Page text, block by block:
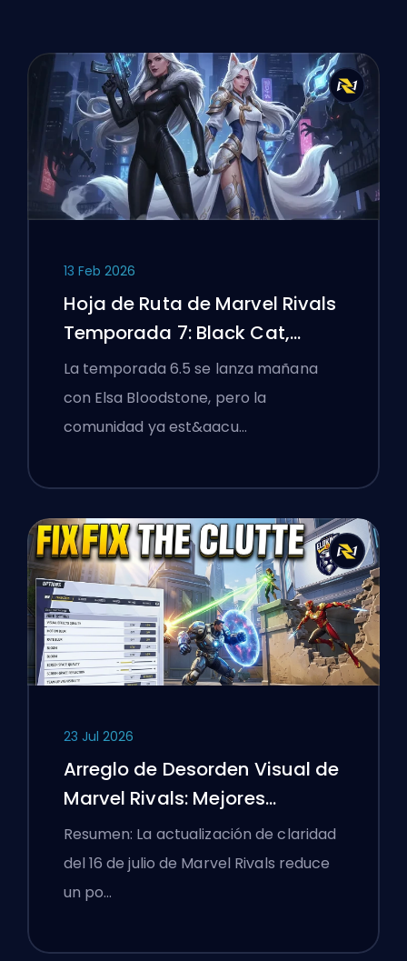
13 Feb 2026
Hoja de Ruta de Marvel Rivals
Temporada 7: Black Cat,
White Fox y el Evento Monsters
Take Manhattan
La temporada 6.5 se lanza mañana
con Elsa Bloodstone, pero la
comunidad ya est&aacu…
23 Jul 2026
Arreglo de Desorden Visual de
Marvel Rivals: Mejores
Configuraciones
Competitivas Después del
Parche del 16 de Julio
Resumen: La actualización de claridad
del 16 de julio de Marvel Rivals reduce
un po…